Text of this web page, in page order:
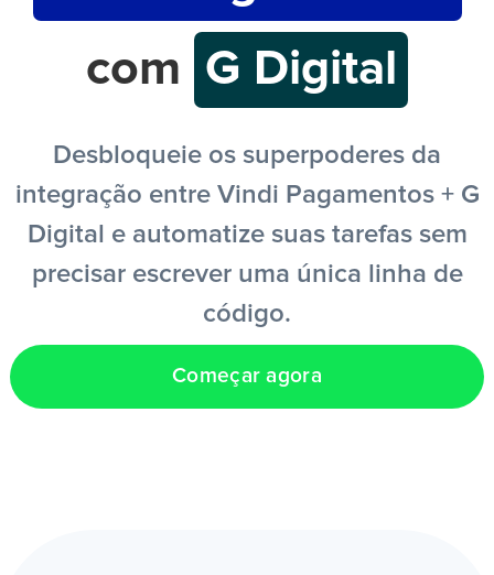
PT
com G Digital
Desbloqueie os superpoderes da
integração entre Vindi Pagamentos + G
Digital e automatize suas tarefas sem
precisar escrever uma única linha de
código.
Começar agora